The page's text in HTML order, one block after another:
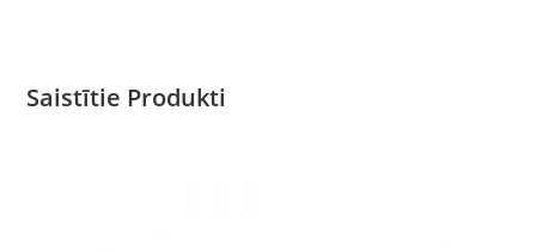
Saistītie Produkti